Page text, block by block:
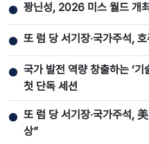
● 꽝닌성, 2026 미스 월드 개
● 또 럼 당 서기장‧국가주석,
● 국가 발전 역량 창출하는 ‘
첫 단독 세션
● 또 럼 당 서기장‧국가주석,
상”